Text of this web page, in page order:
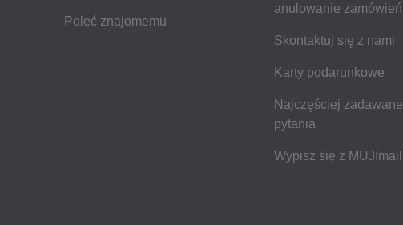
Poleć znajomemu
anulowanie zamówień
Skontaktuj się z nami
Karty podarunkowe
Najczęściej zadawane
pytania
Wypisz się z MUJImail